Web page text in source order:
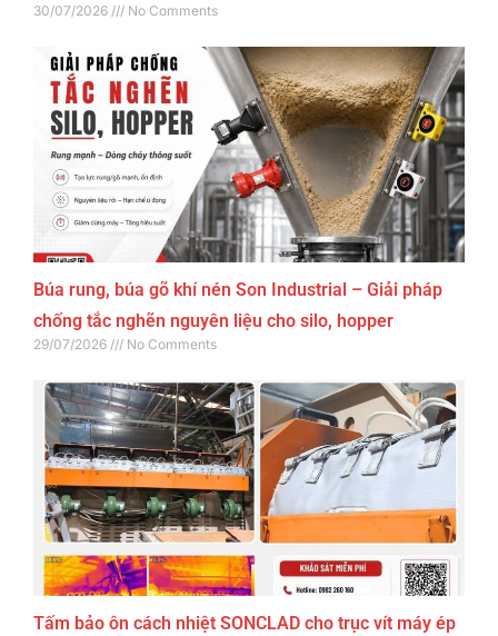
30/07/2026 No Comments
Búa rung, búa gõ khí nén Son Industrial – Giải pháp
chống tắc nghẽn nguyên liệu cho silo, hopper
29/07/2026 No Comments
Tấm bảo ôn cách nhiệt SONCLAD cho trục vít máy ép